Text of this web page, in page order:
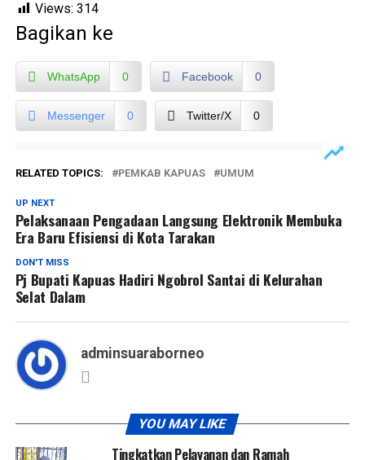
Views: 314
Bagikan ke
WhatsApp 0 Facebook 0
Messenger 0 Twitter/X 0
RELATED TOPICS: PEMKAB KAPUAS UMUM
UP NEXT
Pelaksanaan Pengadaan Langsung Elektronik Membuka
Era Baru Efisiensi di Kota Tarakan
DON'T MISS
Pj Bupati Kapuas Hadiri Ngobrol Santai di Kelurahan
Selat Dalam
adminsuaraborneo
YOU MAY LIKE
Tingkatkan Pelayanan dan Ramah